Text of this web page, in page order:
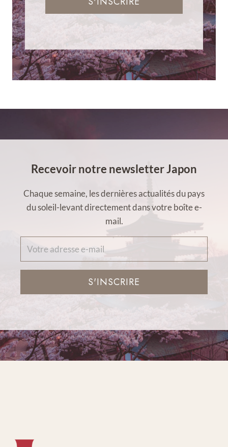
Recevoir notre newsletter Japon
Chaque semaine, les dernières actualités du pays
du soleil-levant directement dans votre boîte e-
mail.
S'INSCRIRE